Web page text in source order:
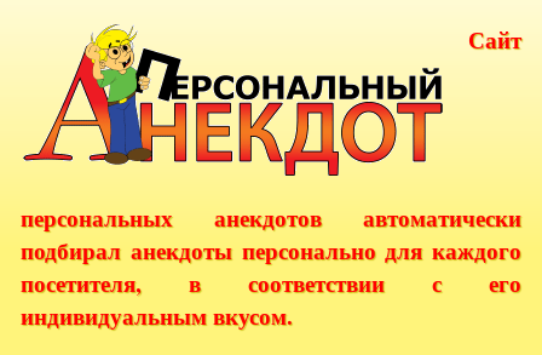
Сайт
персональных анекдотов автоматически
подбирал анекдоты персонально для каждого
посетителя, в соответствии с его
индивидуальным вкусом.